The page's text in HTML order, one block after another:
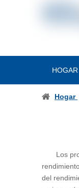
HOGAR
Hogar
Los
del